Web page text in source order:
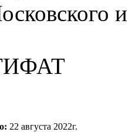
22 августа 2022г.